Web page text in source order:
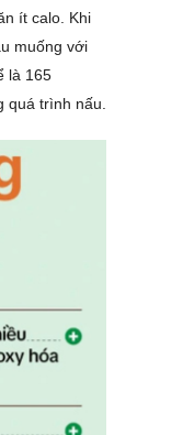
ít calo. Khi
muống với
là 165
quá trình nấu.